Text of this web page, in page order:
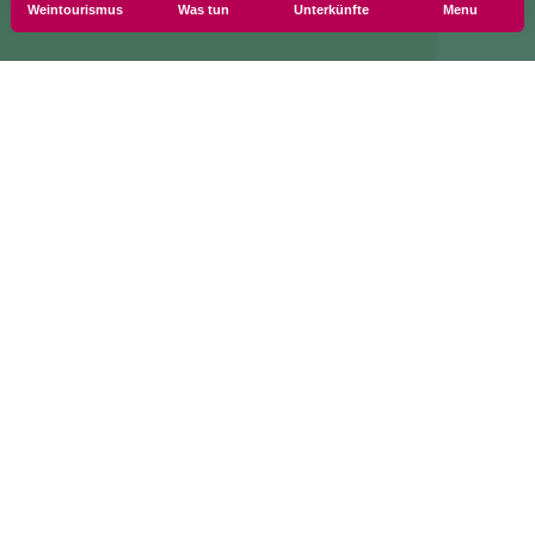
Weintourismus Was tun Unterkünfte Menu